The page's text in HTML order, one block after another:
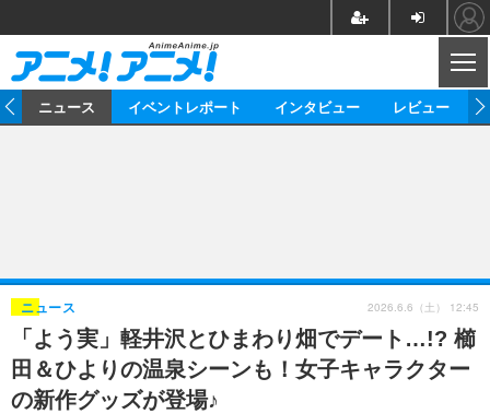
ゲーム グッズ
イベント 海外
海外イベント ビジネス
俳優・タレント アーティスト
ビジネス
アニメ 実写
書評 イベント
動画
アニメ
連載・コラム
ニュース イベントレポート インタビュー レビュー
「よう実」軽井沢とひまわり畑でデート…!? 櫛
田＆ひよりの温泉シーンも！女子キャラクター
の新作グッズが登場♪
ニュース 2026.6.6（土） 12:45